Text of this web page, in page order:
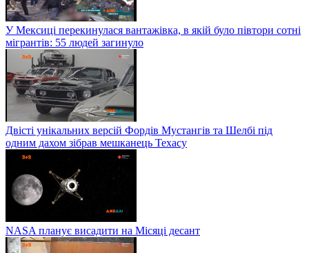
У Мексиці перекинулася вантажівка, в якій було півтори сотні
мігрантів: 55 людей загинуло
Двісті унікальних версій Фордів Мустангів та Шелбі під
одним дахом зібрав мешканець Техасу
NASA планує висадити на Місяці десант